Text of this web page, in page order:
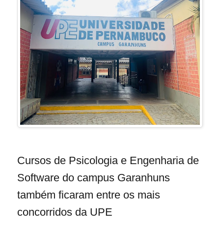
Cursos de Psicologia e Engenharia de
Software do campus Garanhuns
também ficaram entre os mais
concorridos da UPE